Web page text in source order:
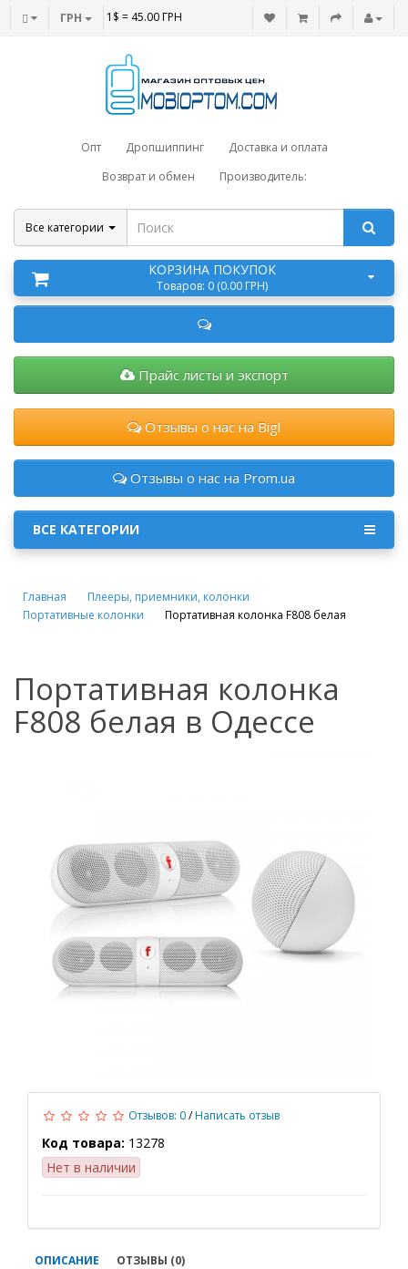
ГРН 1$ = 45.00 ГРН
Опт Дропшиппинг
Доставка и оплата
Возврат и обмен
Производитель:
Все категории
КОРЗИНА ПОКУПОК
Товаров: 0 (0.00 ГРН)
Прайс листы и экспорт
Отзывы о нас на Bigl
Отзывы о нас на Prom.ua
ВСЕ КАТЕГОРИИ
Главная
Плееры, приемники, колонки
Портативные колонки
Портативная колонка F808 белая
Портативная колонка
F808 белая в Одессе
Отзывов: 0/Написать отзыв
Код товара: 13278
Нет в наличии
ОПИСАНИЕ ОТЗЫВЫ (0)